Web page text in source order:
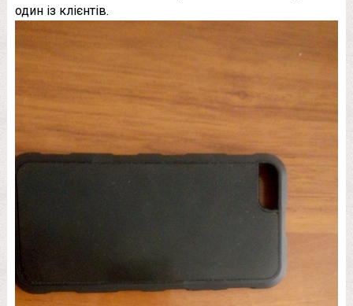
один із клієнтів.